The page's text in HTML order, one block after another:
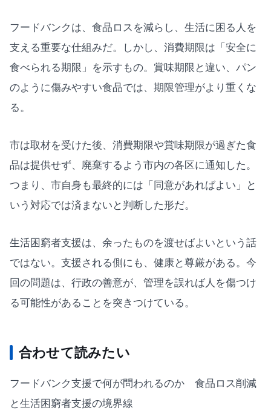
フードバンクは、食品ロスを減らし、生活に困る人を
支える重要な仕組みだ。しかし、消費期限は「安全に
食べられる期限」を示すもの。賞味期限と違い、パン
のように傷みやすい食品では、期限管理がより重くな
る。
市は取材を受けた後、消費期限や賞味期限が過ぎた食
品は提供せず、廃棄するよう市内の各区に通知した。
つまり、市自身も最終的には「同意があればよい」と
いう対応では済まないと判断した形だ。
生活困窮者支援は、余ったものを渡せばよいという話
ではない。支援される側にも、健康と尊厳がある。今
回の問題は、行政の善意が、管理を誤れば人を傷つけ
る可能性があることを突きつけている。
合わせて読みたい
フードバンク支援で何が問われるのか 食品ロス削減
と生活困窮者支援の境界線